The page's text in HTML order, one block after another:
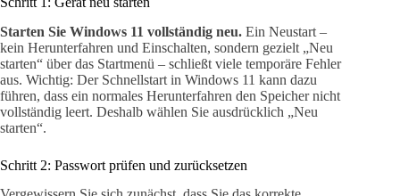
Starten Sie Windows 11 vollständig neu. Ein Neustart –
kein Herunterfahren und Einschalten, sondern gezielt „Neu
starten“ über das Startmenü – schließt viele temporäre Fehler
aus. Wichtig: Der Schnellstart in Windows 11 kann dazu
führen, dass ein normales Herunterfahren den Speicher nicht
vollständig leert. Deshalb wählen Sie ausdrücklich „Neu
starten“.
Schritt 2: Passwort prüfen und zurücksetzen